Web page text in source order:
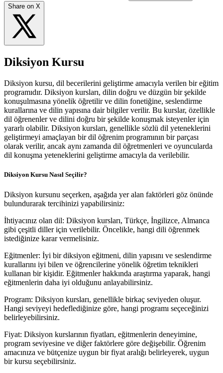
Share on X
Diksiyon Kursu
Diksiyon kursu, dil becerilerini geliştirme amacıyla verilen bir eğitim
programıdır. Diksiyon kursları, dilin doğru ve düzgün bir şekilde
konuşulmasına yönelik öğretilir ve dilin fonetiğine, seslendirme
kurallarına ve dilin yapısına dair bilgiler verilir. Bu kurslar, özellikle
dil öğrenenler ve dilini doğru bir şekilde konuşmak isteyenler için
yararlı olabilir. Diksiyon kursları, genellikle sözlü dil yeteneklerini
geliştirmeyi amaçlayan bir dil öğrenim programının bir parçası
olarak verilir, ancak aynı zamanda dil öğretmenleri ve oyuncularda
dil konuşma yeteneklerini geliştirme amacıyla da verilebilir.
Diksiyon Kursu Nasıl Seçilir?
Diksiyon kursunu seçerken, aşağıda yer alan faktörleri göz önünde
bulundurarak tercihinizi yapabilirsiniz:
İhtiyacınız olan dil: Diksiyon kursları, Türkçe, İngilizce, Almanca
gibi çeşitli diller için verilebilir. Öncelikle, hangi dili öğrenmek
istediğinize karar vermelisiniz.
Eğitmenler: İyi bir diksiyon eğitmeni, dilin yapısını ve seslendirme
kurallarını iyi bilen ve öğrencilerine yönelik öğretim teknikleri
kullanan bir kişidir. Eğitmenler hakkında araştırma yaparak, hangi
eğitmenlerin daha iyi olduğunu anlayabilirsiniz.
Program: Diksiyon kursları, genellikle birkaç seviyeden oluşur.
Hangi seviyeyi hedeflediğinize göre, hangi programı seçeceğinizi
belirleyebilirsiniz.
Fiyat: Diksiyon kurslarının fiyatları, eğitmenlerin deneyimine,
program seviyesine ve diğer faktörlere göre değişebilir. Öğrenim
amacınıza ve bütçenize uygun bir fiyat aralığı belirleyerek, uygun
bir kursu seçebilirsiniz.